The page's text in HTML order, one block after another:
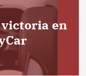
victoria en